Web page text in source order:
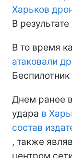
Харьков
В
В то время
атаковали
Днем ранее
удара в
состав
, также
центром